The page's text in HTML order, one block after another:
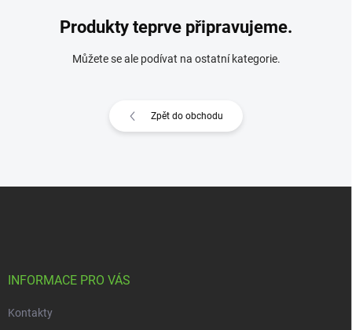
Produkty teprve připravujeme.
Můžete se ale podívat na ostatní kategorie.
Zpět do obchodu
INFORMACE PRO VÁS
Kontakty